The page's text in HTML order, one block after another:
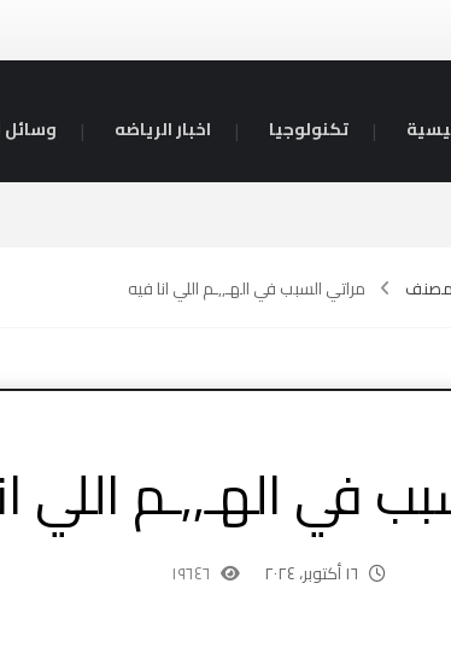
تكنولوجيا اخبار الرياضه وسائل
مصنف مراتي السبب في الهـ,,ـم اللي انا فيه
في الهـ,,ـم اللي
١٦ أكتوبر، ٢٠٢٤ ١٩٦٤٦